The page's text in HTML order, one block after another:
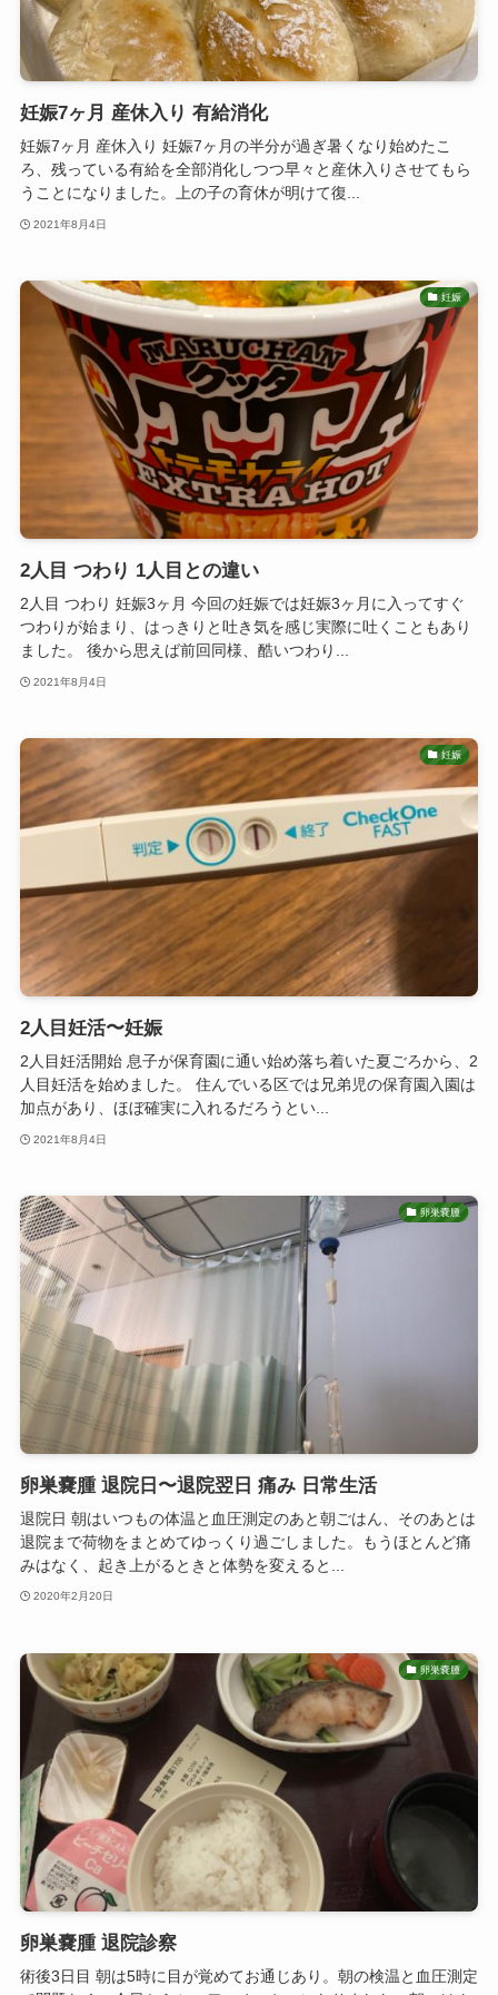
妊娠7ヶ月 産休入り 有給消化
妊娠7ヶ月 産休入り 妊娠7ヶ月の半分が過ぎ暑くなり始めたこ
ろ、残っている有給を全部消化しつつ早々と産休入りさせてもら
うことになりました。上の子の育休が明けて復...
2021年8月4日
妊娠
2人目 つわり 1人目との違い
2人目 つわり 妊娠3ヶ月 今回の妊娠では妊娠3ヶ月に入ってすぐ
つわりが始まり、はっきりと吐き気を感じ実際に吐くこともあり
ました。 後から思えば前回同様、酷いつわり...
2021年8月4日
妊娠
2人目妊活〜妊娠
2人目妊活開始 息子が保育園に通い始め落ち着いた夏ごろから、2
人目妊活を始めました。 住んでいる区では兄弟児の保育園入園は
加点があり、ほぼ確実に入れるだろうとい...
2021年8月4日
卵巣嚢腫
卵巣嚢腫 退院日〜退院翌日 痛み 日常生活
退院日 朝はいつもの体温と血圧測定のあと朝ごはん、そのあとは
退院まで荷物をまとめてゆっくり過ごしました。もうほとんど痛
みはなく、起き上がるときと体勢を変えると...
2020年2月20日
卵巣嚢腫
卵巣嚢腫 退院診察
術後3日目 朝は5時に目が覚めてお通じあり。朝の検温と血圧測定